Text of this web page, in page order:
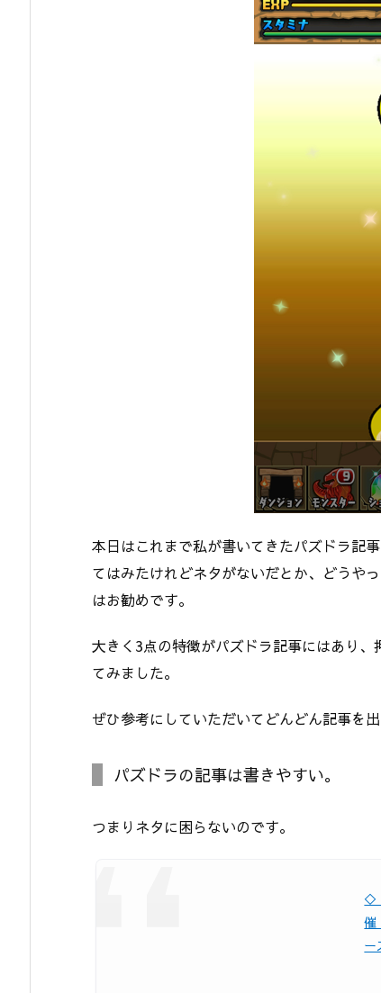
本日はこれまで私が書いてきたパズドラ記
てはみたけれどネタがないだとか、どうや
はお勧めです。
大きく3点の特徴がパズドラ記事にはあり
てみました。
ぜひ参考にしていただいてどんどん記事を
パズドラの記事は書きやすい。
つまりネタに困らないのです。
◇
催
ー